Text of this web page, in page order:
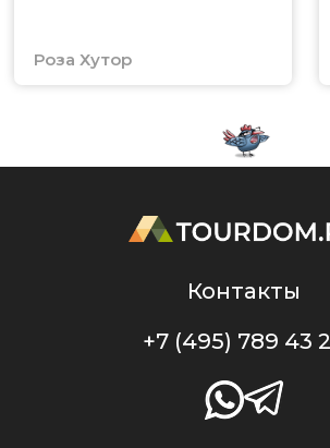
Роза Хутор
Контакты
+7 (495) 789 43